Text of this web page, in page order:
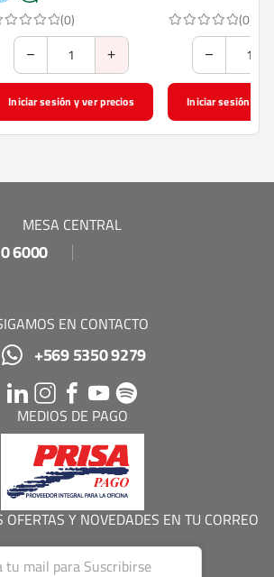
precios Iniciar sesión y ver precios
MESA CENTRAL
6000
EN CONTACTO
+569 5350 9279
MEDIOS DE PAGO
OFERTAS Y NOVEDADES EN TU CORREO